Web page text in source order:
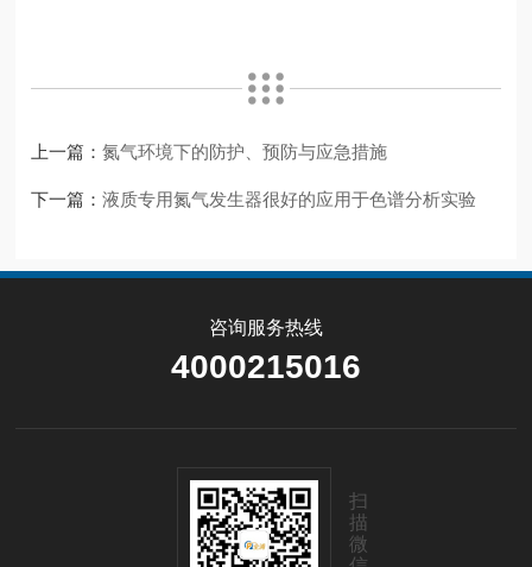
上一篇：氮气环境下的防护、预防与应急措施
下一篇：液质专用氮气发生器很好的应用于色谱分析实验
咨询服务热线
4000215016
扫
描
微